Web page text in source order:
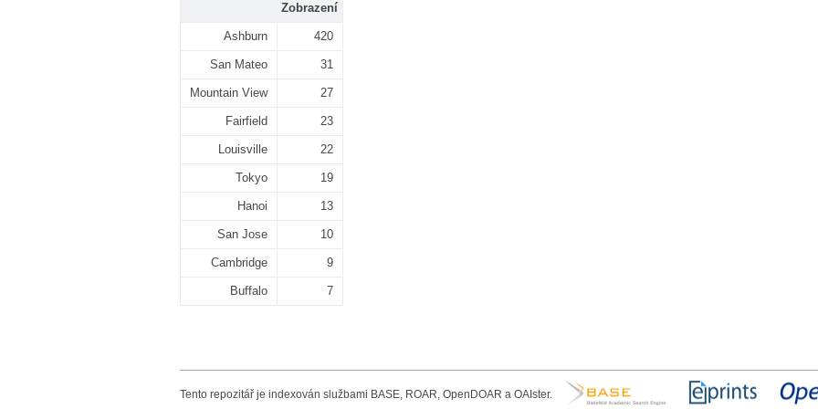
Zobrazení
Ashburn 420
San Mateo 31
Mountain View 27
Fairfield 23
Louisville 22
Tokyo 19
Hanoi 13
San Jose 10
Cambridge 9
Buffalo 7
Tento repozitář je indexován službami BASE, ROAR, OpenDOAR a OAIster.